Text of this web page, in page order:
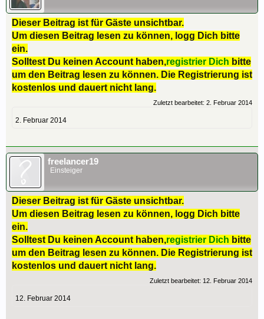
Dieser Beitrag ist für Gäste unsichtbar.
Um diesen Beitrag lesen zu können, logg Dich bitte
ein.
Solltest Du keinen Account haben,registrier Dich bitte
um den Beitrag lesen zu können. Die Registrierung ist
kostenlos und dauert nicht lang.
Zuletzt bearbeitet: 2. Februar 2014
2. Februar 2014
freelancer19
Einsteiger
Dieser Beitrag ist für Gäste unsichtbar.
Um diesen Beitrag lesen zu können, logg Dich bitte
ein.
Solltest Du keinen Account haben,registrier Dich bitte
um den Beitrag lesen zu können. Die Registrierung ist
kostenlos und dauert nicht lang.
Zuletzt bearbeitet: 12. Februar 2014
12. Februar 2014